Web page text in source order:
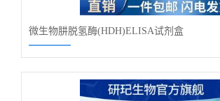
微生物肼脱氢酶(HDH)ELISA试剂盒